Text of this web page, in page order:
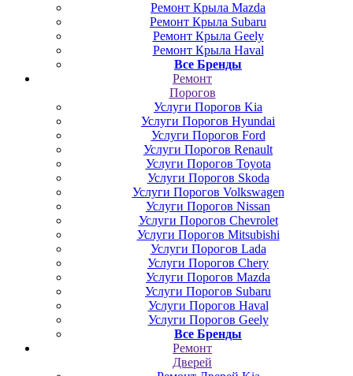
Ремонт Крыла Mazda
Ремонт Крыла Subaru
Ремонт Крыла Geely
Ремонт Крыла Haval
Все Бренды
Ремонт
Порогов
Услуги Порогов Kia
Услуги Порогов Hyundai
Услуги Порогов Ford
Услуги Порогов Renault
Услуги Порогов Toyota
Услуги Порогов Skoda
Услуги Порогов Volkswagen
Услуги Порогов Nissan
Услуги Порогов Chevrolet
Услуги Порогов Mitsubishi
Услуги Порогов Lada
Услуги Порогов Chery
Услуги Порогов Mazda
Услуги Порогов Subaru
Услуги Порогов Haval
Услуги Порогов Geely
Все Бренды
Ремонт
Дверей